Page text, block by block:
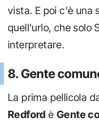
vista. E poi c'è una
quell'urlo, che solo
interpretare.
8. Gente
La prima pellicola
Redford èGente